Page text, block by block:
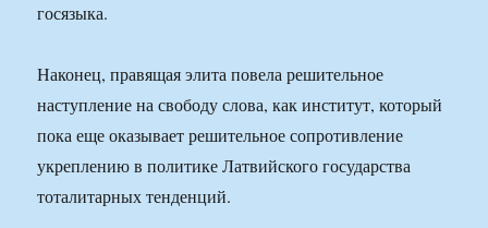
госязыка.
Наконец, правящая элита повела решительное
наступление на свободу слова, как институт, который
пока еще оказывает решительное сопротивление
укреплению в политике Латвийского государства
тоталитарных тенденций.